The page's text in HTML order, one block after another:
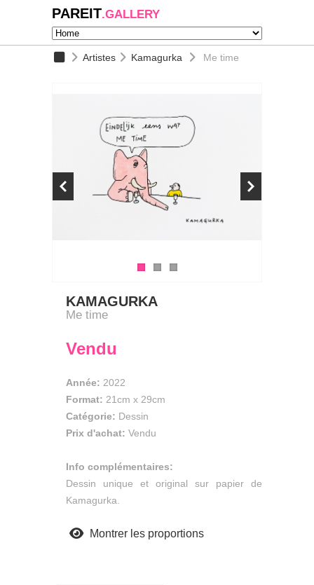
PAREIT.GALLERY
Artistes Kamagurka Me time
KAMAGURKA
Me time
Vendu
Année: 2022
Format: 21cm x 29cm
Catégorie: Dessin
Prix d'achat: Vendu
Info complémentaires:
Dessin unique et original sur papier de
Kamagurka.
Montrer les proportions